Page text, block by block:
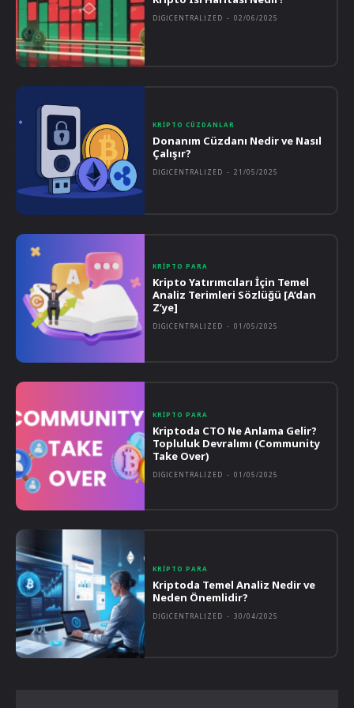
DIGICENTRALIZED - 02/06/2025
KRIPTO CÜZDANLAR
Donanım Cüzdanı Nedir ve Nasıl
Çalışır?
DIGICENTRALIZED - 21/05/2025
KRIPTO PARA
Kripto Yatırımcıları İçin Temel
Analiz Terimleri Sözlüğü [A’dan
Z’ye]
DIGICENTRALIZED - 01/05/2025
KRIPTO PARA
Kriptoda CTO Ne Anlama Gelir?
Topluluk Devralımı (Community
Take Over)
DIGICENTRALIZED - 01/05/2025
KRIPTO PARA
Kriptoda Temel Analiz Nedir ve
Neden Önemlidir?
DIGICENTRALIZED - 30/04/2025